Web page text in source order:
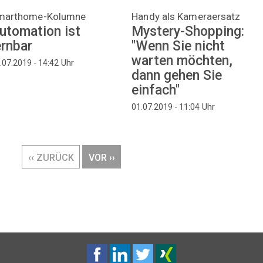
Kolumne
ist
- 14:42Uhr
Handy als Kameraersatz
Mystery-Shopping:
"Wenn Sie nicht
warten möchten,
dann gehen Sie
einfach"
01.07.2019 - 11:04 Uhr
VORHERIGE
‹‹ ZURÜCK
NÄCHSTE
VOR ››